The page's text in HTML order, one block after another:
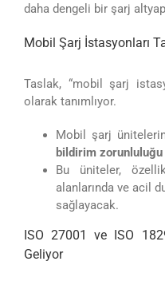
daha dengeli bir şarj
Mobil Şarj İstasyonları
Taslak, “mobil şarj
olarak tanımlıyor.
Mobil şarj
bildirim zorunluluğu
Bu üniteler,
alanlarında ve acil
sağlayacak.
ISO 27001 ve ISO
Geliyor